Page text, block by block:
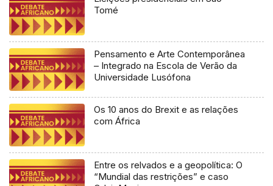
Tomé
Pensamento e Arte Contemporânea
– Integrado na Escola de Verão da
Universidade Lusófona
Os 10 anos do Brexit e as relações
com África
Entre os relvados e a geopolítica: O
“Mundial das restrições” e caso